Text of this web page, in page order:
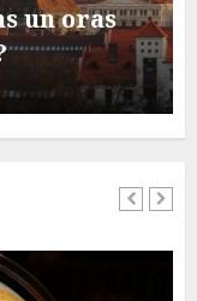
un oras